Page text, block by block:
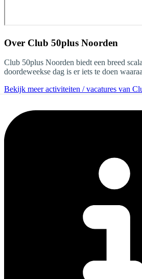
Over Club 50plus Noorden
Club 50plus Noorden biedt een breed
doordeweekse dag is er iets te doen
Bekijk meer activiteiten / vacatures van